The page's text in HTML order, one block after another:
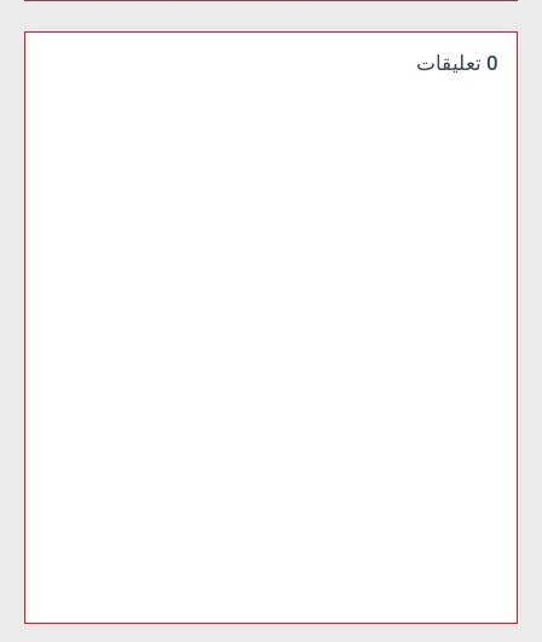
0 تعليقات